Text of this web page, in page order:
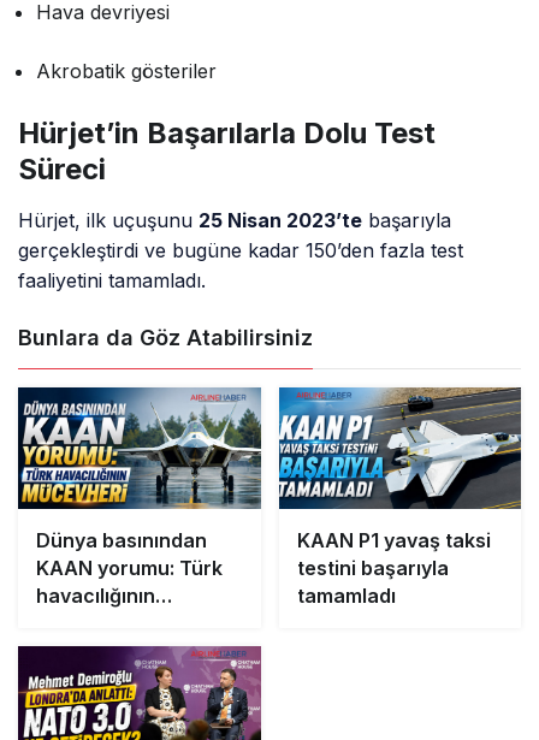
Hava devriyesi
Akrobatik gösteriler
Hürjet’in Başarılarla Dolu Test
Süreci
Hürjet, ilk uçuşunu 25 Nisan 2023’te başarıyla
gerçekleştirdi ve bugüne kadar 150’den fazla test
faaliyetini tamamladı.
Bunlara da Göz Atabilirsiniz
Dünya basınından
KAAN yorumu: Türk
havacılığının
KAAN P1 yavaş taksi
testini başarıyla
tamamladı